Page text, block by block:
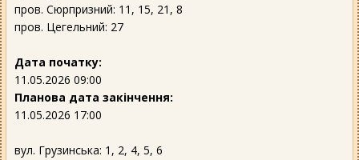
пров. Сюрпризний: 11, 15, 21, 8
пров. Цегельний: 27
Дата початку:
11.05.2026 09:00
Планова дата закінчення:
11.05.2026 17:00
вул. Грузинська: 1, 2, 4, 5, 6